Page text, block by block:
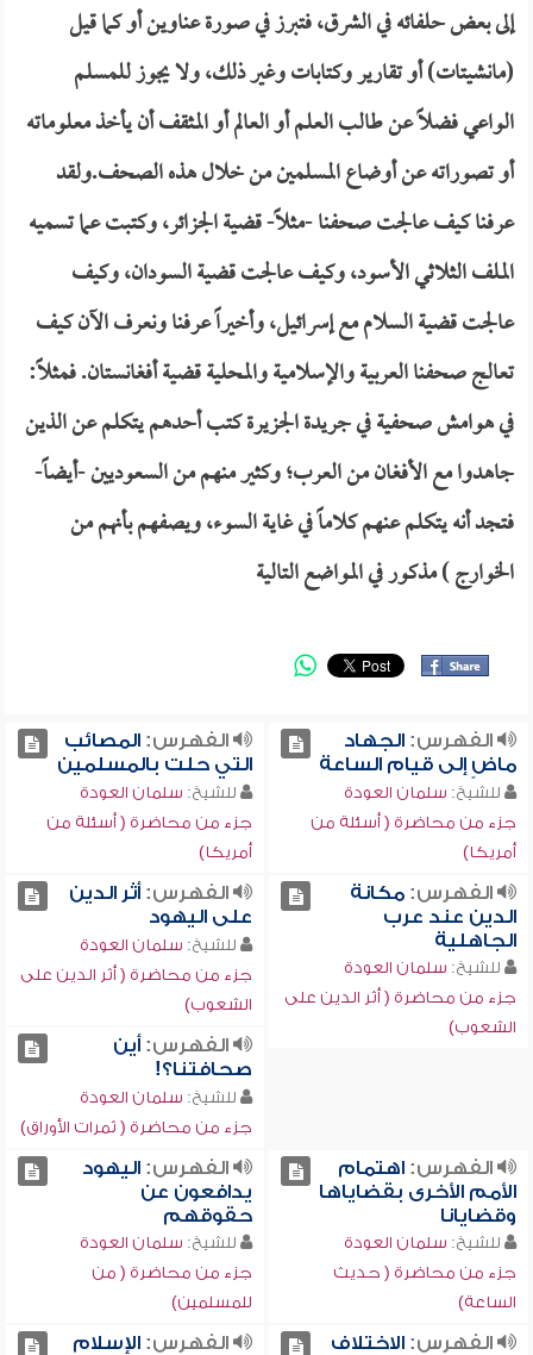
إلى بعض حلفائه في الشرق، فتبرز في صورة عناوين أو كما قيل
(مانشيتات) أو تقارير وكتابات وغير ذلك، ولا يجوز للمسلم
الواعي فضلاً عن طالب العلم أو العالم أو المثقف أن يأخذ معلوماته
أو تصوراته عن أوضاع المسلمين من خلال هذه الصحف.ولقد
عرفنا كيف عالجت صحفنا -مثلاً- قضية الجزائر، وكتبت عما تسميه
الملف الثلاثي الأسود، وكيف عالجت قضية السودان، وكيف
عالجت قضية السلام مع إسرائيل، وأخيراً عرفنا ونعرف الآن كيف
تعالج صحفنا العربية والإسلامية والمحلية قضية أفغانستان. فمثلاً:
في هوامش صحفية في جريدة الجزيرة كتب أحدهم يتكلم عن الذين
جاهدوا مع الأفغان من العرب؛ وكثير منهم من السعوديين -أيضاً-
فتجد أنه يتكلم عنهم كلاماً في غاية السوء، ويصفهم بأنهم من
الخوارج ) مذكور في المواضع التالية
الفهرس:الجهاد
ماضٍ إلى قيام الساعة
للشيخ: سلمان العودة
جزء من محاضرة ( أسئلة من
أمريكا)
الفهرس:المصائب
التي حلت بالمسلمين
للشيخ: سلمان العودة
جزء من محاضرة ( أسئلة من
أمريكا)
الفهرس:مكانة
الدين عند عرب
الجاهلية
للشيخ: سلمان العودة
جزء من محاضرة ( أثر الدين على
الشعوب)
الفهرس:أثر الدين
على اليهود
للشيخ: سلمان العودة
جزء من محاضرة ( أثر الدين على
الشعوب)
الفهرس:أين
صحافتنا؟!
للشيخ: سلمان العودة
جزء من محاضرة ( ثمرات الأوراق)
الفهرس:اهتمام
الأمم الأخرى بقضاياها
وقضايانا
للشيخ: سلمان العودة
جزء من محاضرة ( حديث
الساعة)
الفهرس:اليهود
يدافعون عن
حقوقهم
للشيخ: سلمان العودة
جزء من محاضرة ( من
للمسلمين)
الفهرس:الاختلاف
الفهرس:الإسلام